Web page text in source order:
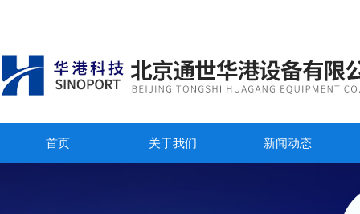
首页 关于我们 新闻动态